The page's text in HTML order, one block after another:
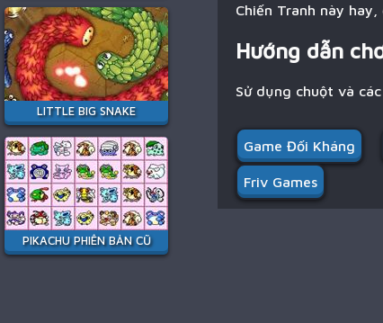
LITTLE BIG SNAKE
PIKACHU PHIÊN BẢN CŨ
Chiến Tranh này
Hướng dẫn
Sử dụng chuột và
Game Đối Kháng
Friv Games